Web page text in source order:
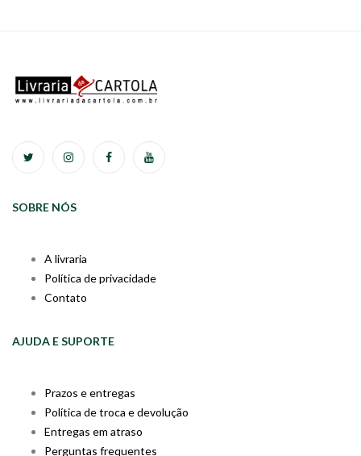
SOBRE NÓS
A livraria
Política de privacidade
Contato
AJUDA E SUPORTE
Prazos e entregas
Política de troca e devolução
Entregas em atraso
Perguntas frequentes